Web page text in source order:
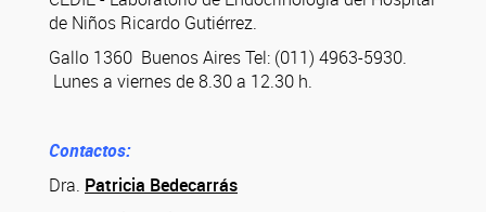
de Niños Ricardo Gutiérrez.
Gallo 1360 Buenos Aires Tel: (011) 4963-5930.
Lunes a viernes de 8.30 a 12.30 h.
Contactos:
Dra. Patricia Bedecarrás